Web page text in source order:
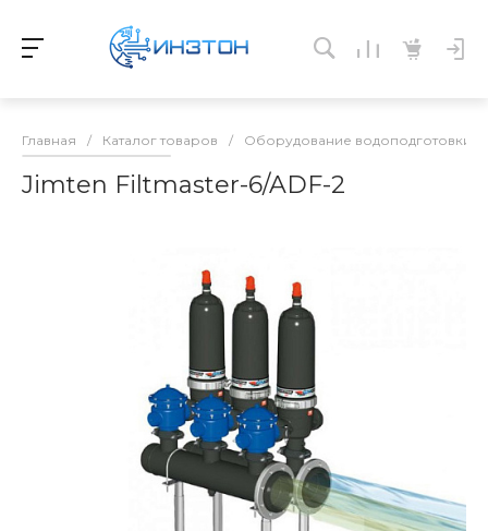
Главная / Каталог товаров / Оборудование водоподготовки и
Jimten Filtmaster-6/ADF-2